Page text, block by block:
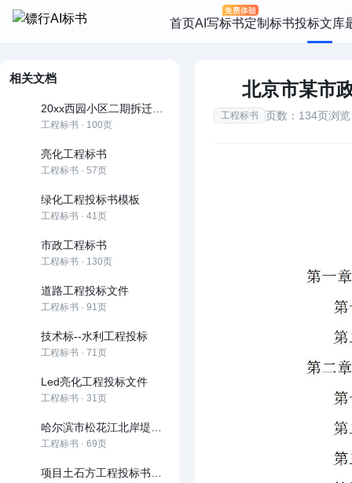
首页AI写标书定制标书投标文库
相关文档
工程标书 · 100页
亮化工程标书
工程标书 · 57页
绿化工程投标书模板
工程标书 · 41页
市政工程标书
工程标书 · 130页
道路工程投标文件
工程标书 · 91页
技术标--水利工程投标
工程标书 · 71页
Led亮化工程投标文件
工程标书 · 31页
工程标书 · 69页
北京市某市
工程标书 页数：134页浏